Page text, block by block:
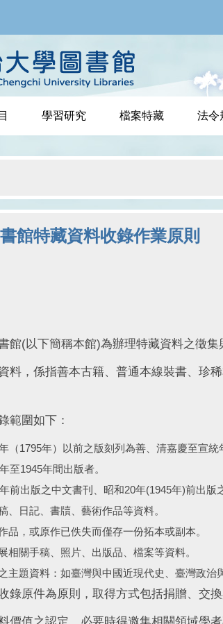
學習研究 檔案特藏 法令
館特藏資料收錄作業原則
館(以下簡稱本館)為辦理特藏資料之徵集
料，係指善本古籍、普通本線裝書、珍
範圍如下：
（1795年）以前之版刻列為善、清嘉慶至宣統
至1945年間出版者。
前出版之中文書刊、昭和20年(1945年)前出版
、日記、書牘、藝術作品等資料。
品，或原作已佚失而僅存一份拓本或副本。
相關手稿、照片、出版品、檔案等資料。
主題資料：如臺灣與中國近現代史、臺灣政治
錄原件為原則，取得方式包括捐贈、交
價值之認定，必要時得邀集相關領域學者